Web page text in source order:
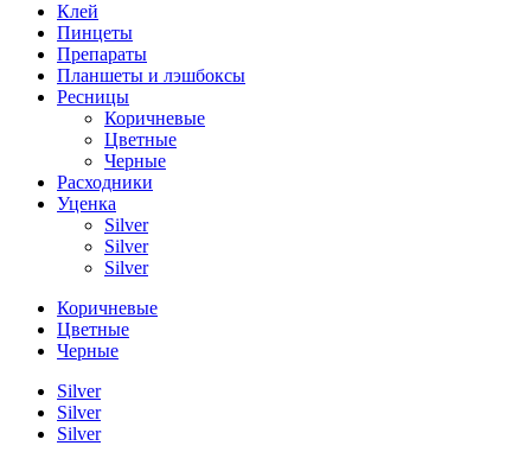
Клей
Пинцеты
Препараты
Планшеты и лэшбоксы
Ресницы
Коричневые
Цветные
Черные
Расходники
Уценка
Silver
Silver
Silver
Коричневые
Цветные
Черные
Silver
Silver
Silver